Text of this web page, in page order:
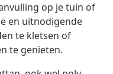
op je tuin of
en uitnodigende
te kletsen of
te genieten.